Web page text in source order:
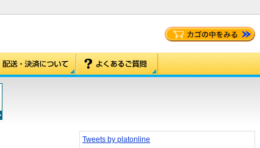
Tweets by platonline